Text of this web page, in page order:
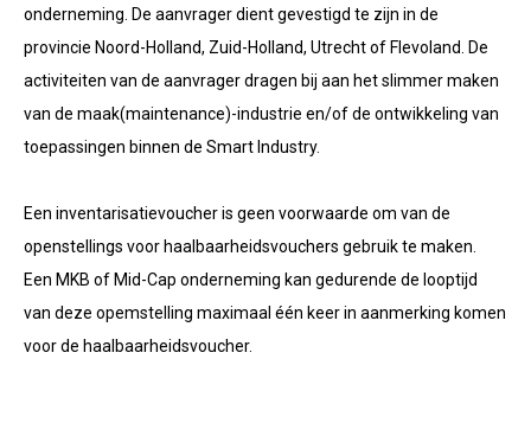
onderneming. De aanvrager dient gevestigd te zijn in de
provincie Noord-Holland, Zuid-Holland, Utrecht of Flevoland. De
activiteiten van de aanvrager dragen bij aan het slimmer maken
van de maak(maintenance)-industrie en/of de ontwikkeling van
toepassingen binnen de Smart Industry.
Een inventarisatievoucher is geen voorwaarde om van de
openstellings voor haalbaarheidsvouchers gebruik te maken.
Een MKB of Mid-Cap onderneming kan gedurende de looptijd
van deze opemstelling maximaal één keer in aanmerking komen
voor de haalbaarheidsvoucher.